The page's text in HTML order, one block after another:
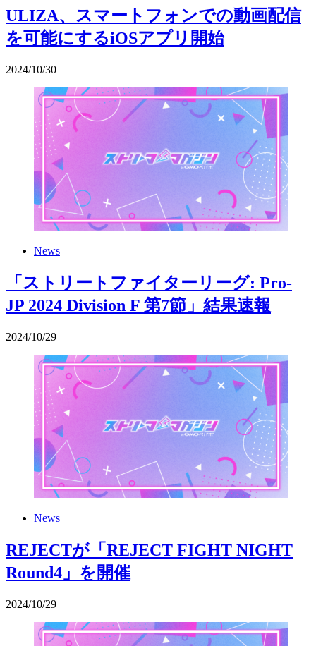
ULIZA、スマートフォンでの動画配信
を可能にするiOSアプリ開始
2024/10/30
News
「ストリートファイターリーグ: Pro-
JP 2024 Division F 第7節」結果速報
2024/10/29
News
REJECTが「REJECT FIGHT NIGHT
Round4」を開催
2024/10/29